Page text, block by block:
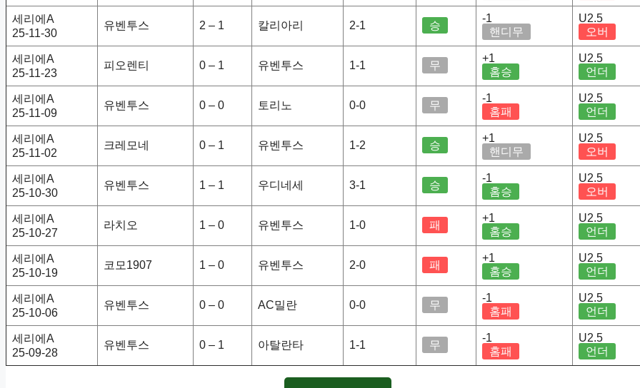
세리에A
25-11-30
유벤투스 2 – 1 칼리아리 2-1 승
-1
핸디무
U2.5
오버
세리에A
25-11-23
피오렌티 0 – 1 유벤투스 1-1 무
+1
홈승
U2.5
언더
세리에A
25-11-09
유벤투스 0 – 0 토리노 0-0 무
-1
홈패
U2.5
언더
세리에A
25-11-02
크레모네 0 – 1 유벤투스 1-2 승
+1
핸디무
U2.5
오버
세리에A
25-10-30
유벤투스 1 – 1 우디네세 3-1 승
-1
홈승
U2.5
오버
세리에A
25-10-27
라치오 1 – 0 유벤투스 1-0 패
+1
홈승
U2.5
언더
세리에A
25-10-19
코모1907 1 – 0 유벤투스 2-0 패
+1
홈승
U2.5
언더
세리에A
25-10-06
유벤투스 0 – 0 AC밀란 0-0 무
-1
홈패
U2.5
언더
세리에A
25-09-28
유벤투스 0 – 1 아탈란타 1-1 무
-1
홈패
U2.5
언더